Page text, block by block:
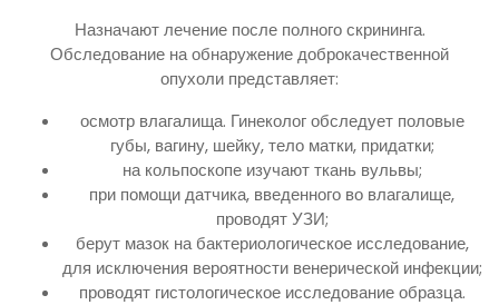
Назначают лечение после полного скрининга.
Обследование на обнаружение доброкачественной
опухоли представляет:
осмотр влагалища. Гинеколог обследует половые
губы, вагину, шейку, тело матки, придатки;
на кольпоскопе изучают ткань вульвы;
при помощи датчика, введенного во влагалище,
проводят УЗИ;
берут мазок на бактериологическое исследование,
для исключения вероятности венерической инфекции;
проводят гистологическое исследование образца.